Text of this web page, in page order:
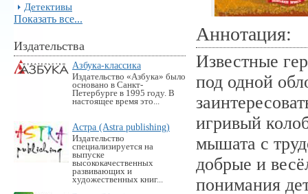
Детективы
Показать все...
Издательства
Азбука-классика
Издательство «Азбука» было
основано в Санкт-
Петербурге в 1995 году. В
настоящее время это...
Астра (Astra publishing)
Издательство
специализируется на
выпуске
высококачественных
развивающих и
художественных книг...
Аннотация:
Известные
под одной
игривый
мышата с
добрые и
понимания